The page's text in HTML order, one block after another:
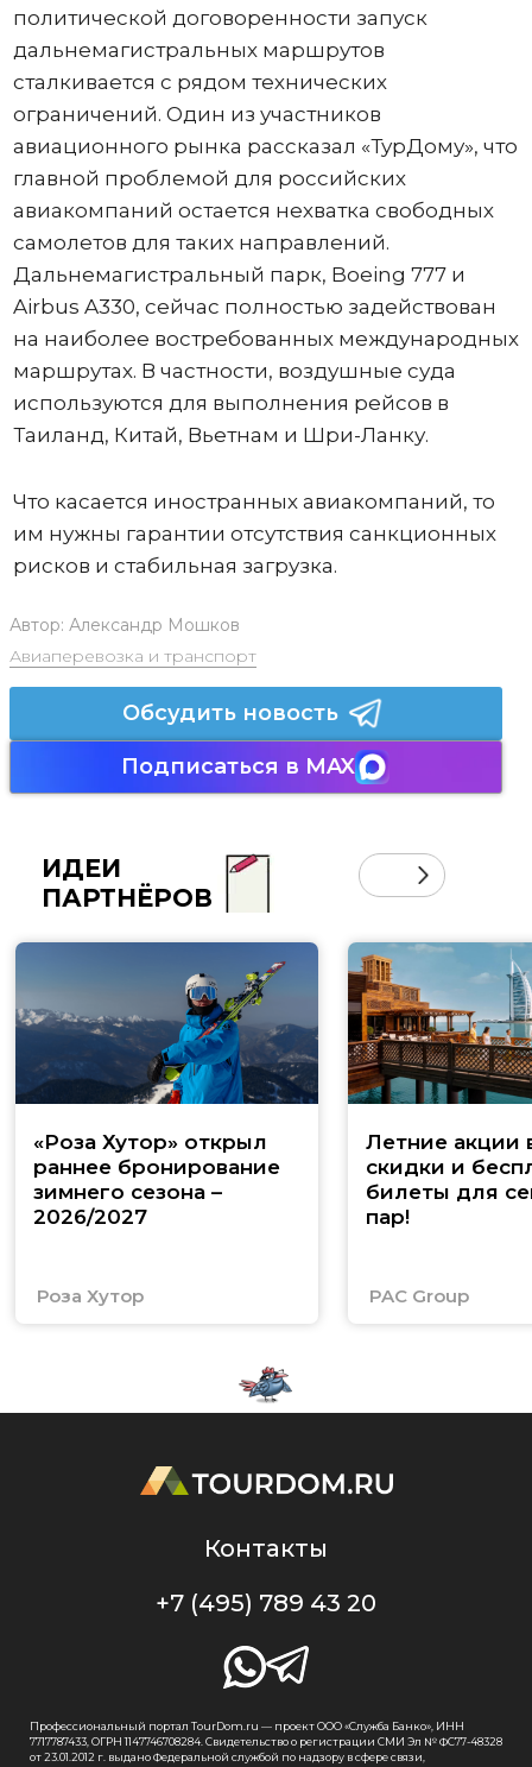
политической договоренности запуск
дальнемагистральных маршрутов
сталкивается с рядом технических
ограничений. Один из участников
авиационного рынка рассказал «ТурДому», что
главной проблемой для российских
авиакомпаний остается нехватка свободных
самолетов для таких направлений.
Дальнемагистральный парк, Boeing 777 и
Airbus A330, сейчас полностью задействован
на наиболее востребованных международных
маршрутах. В частности, воздушные суда
используются для выполнения рейсов в
Таиланд, Китай, Вьетнам и Шри-Ланку.
Что касается иностранных авиакомпаний, то
им нужны гарантии отсутствия санкционных
рисков и стабильная загрузка.
Автор: Александр Мошков
Авиаперевозка и транспорт
Обсудить новость
Подписаться в MAX
ИДЕИ
ПАРТНЁРОВ
«Роза Хутор» открыл
раннее бронирование
зимнего сезона –
2026/2027
Роза Хутор
Летние акции
скидки и
билеты для
пар!
PAC Group
Контакты
+7 (495) 789 43 20
Профессиональный портал TourDom.ru — проект ООО «Служба Банко», ИНН
7717787433, ОГРН 1147746708284. Свидетельство о регистрации СМИ Эл № ФС77-48328
от 23.01.2012 г. выдано Федеральной службой по надзору в сфере связи,